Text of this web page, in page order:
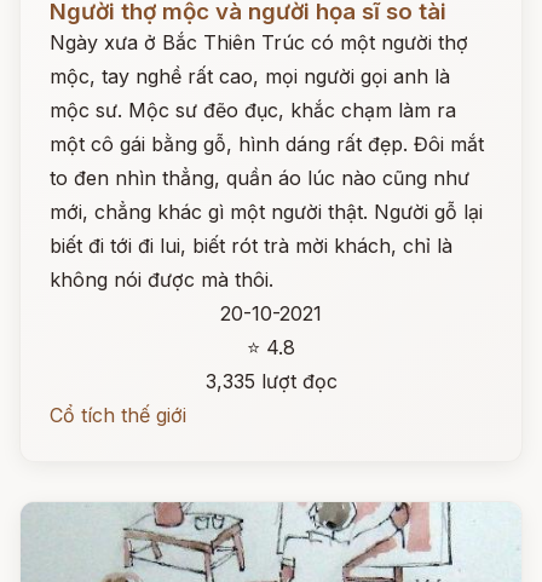
Người thợ mộc và người họa sĩ so tài
Ngày xưa ở Bắc Thiên Trúc có một người thợ
mộc, tay nghề rất cao, mọi người gọi anh là
mộc sư. Mộc sư đẽo đục, khắc chạm làm ra
một cô gái bằng gỗ, hình dáng rất đẹp. Đôi mắt
to đen nhìn thẳng, quần áo lúc nào cũng như
mới, chẳng khác gì một người thật. Người gỗ lại
biết đi tới đi lui, biết rót trà mời khách, chỉ là
không nói được mà thôi.
20-10-2021
⭐ 4.8
3,335 lượt đọc
Cổ tích thế giới